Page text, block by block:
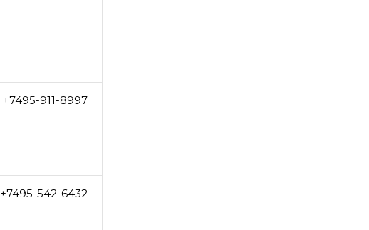
+7495-911-8997
+7495-542-6432